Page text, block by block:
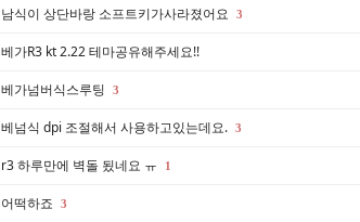
남식이 상단바랑 소프트키가사라졌어요 3
베가R3 kt 2.22 테마공유해주세요!!
베가넘버식스루팅 3
베넘식 dpi 조절해서 사용하고있는데요. 3
r3 하루만에 벽돌 됬네요 ㅠ 1
어떡하죠 3